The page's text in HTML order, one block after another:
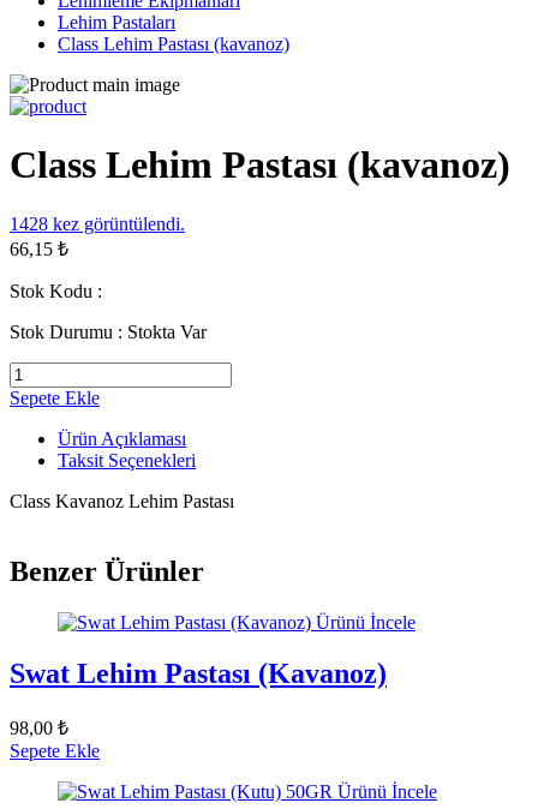
Lehim Pastaları
Class Lehim Pastası (kavanoz)
Class Lehim Pastası (kavanoz)
1428 kez görüntülendi.
66,15 ₺
Stok Kodu :
Stok Durumu : Stokta Var
Sepete Ekle
Ürün Açıklaması
Taksit Seçenekleri
Class Kavanoz Lehim Pastası
Benzer Ürünler
Ürünü İncele
Swat Lehim Pastası (Kavanoz)
98,00 ₺
Sepete Ekle
Ürünü İncele